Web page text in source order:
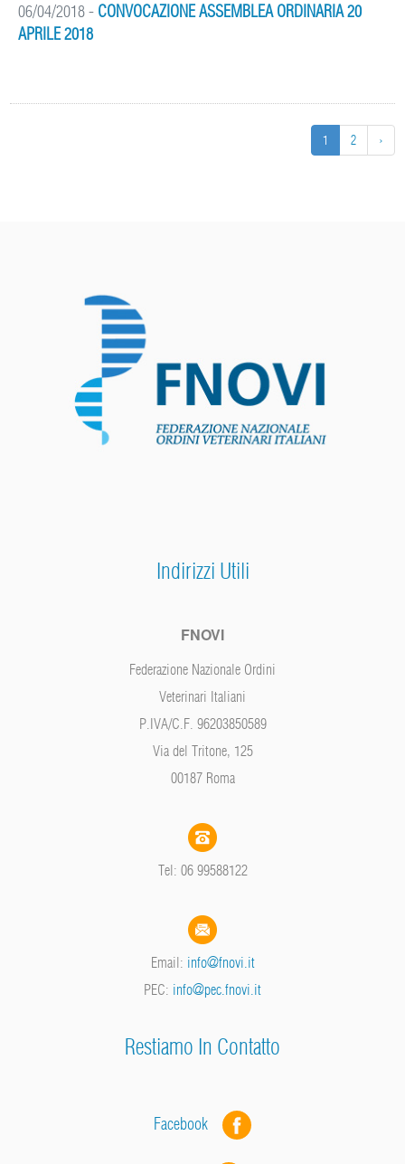
06/04/2018- CONVOCAZIONE ASSEMBLEA ORDINARIA 20
APRILE 2018
1 2 ›
Indirizzi Utili
FNOVI
Federazione Nazionale Ordini
Veterinari Italiani
P.IVA/C.F. 96203850589
Via del Tritone, 125
00187 Roma
Tel: 06 99588122
Email: info@fnovi.it
PEC: info@pec.fnovi.it
Restiamo In Contatto
Facebook